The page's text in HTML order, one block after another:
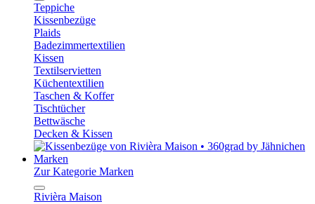
Teppiche
Kissenbezüge
Plaids
Badezimmertextilien
Kissen
Textilservietten
Küchentextilien
Taschen & Koffer
Tischtücher
Bettwäsche
Decken & Kissen
Marken
Zur Kategorie Marken
Rivièra Maison